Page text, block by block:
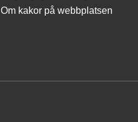
Om kakor på webbplatsen